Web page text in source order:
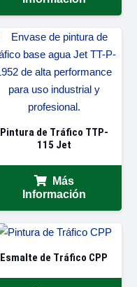
Pintura de Tráfico TTP-
115 Jet
Más
Información
Esmalte de Tráfico CPP